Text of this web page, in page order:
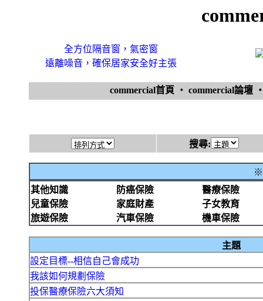
全方位隔音窗，氣密窗
遠離噪音，確保居家安全好主張
commercial首頁 ‧ commercial論壇
搜尋:
※
其他知識
防癌保險
醫療保險
兒童保險
家庭財產
子女教育
旅遊保險
汽車保險 機車保險
主題
設定目標--相信自己會成功
我該如何規劃保險
投保醫療保險六大須知